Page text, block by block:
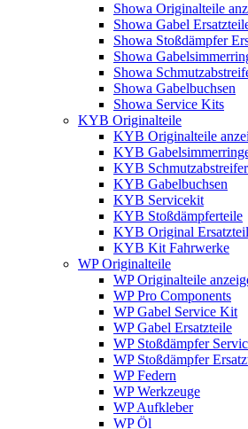
Showa Originalteile
Showa Gabel
Showa Stoßdämpfer
Showa
Showa
Showa Gabelbuchsen
Showa Service Kits
KYB Originalteile
KYB Originalteile
KYB
KYB Schmutzabstreifer
KYB Gabelbuchsen
KYB Servicekit
KYB Stoßdämpferteile
KYB Original
KYB Kit Fahrwerke
WP Originalteile
WP Originalteile
WP Pro Components
WP Gabel Service Kit
WP Gabel Ersatzteile
WP Stoßdämpfer
WP Stoßdämpfer
WP Federn
WP Werkzeuge
WP Aufkleber
WP Öl